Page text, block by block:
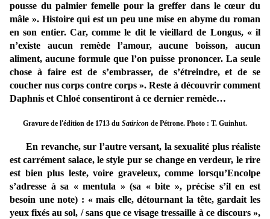
pousse du palmier femelle pour la greffer dans le cœur du
mâle ». Histoire qui est un peu une mise en abyme du roman
en son entier. Car, comme le dit le vieillard de Longus, « il
n’existe aucun remède l’amour, aucune boisson, aucun
aliment, aucune formule que l’on puisse prononcer. La seule
chose à faire est de s’embrasser, de s’étreindre, et de se
coucher nus corps contre corps ». Reste à découvrir comment
Daphnis et Chloé consentiront à ce dernier remède…
Gravure de l'édition de 1713 du Satiricon de Pétrone. Photo : T. Guinhut.
En revanche, sur l’autre versant, la sexualité plus réaliste
est carrément salace, le style pur se change en verdeur, le rire
est bien plus leste, voire graveleux, comme lorsqu’Encolpe
s’adresse à sa « mentula » (sa « bite », précise s’il en est
besoin une note) : « mais elle, détournant la tête, gardait les
yeux fixés au sol, / sans que ce visage tressaille à ce discours »,